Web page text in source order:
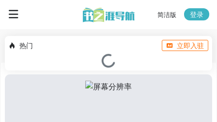
简洁版 登录
热门 立即入驻